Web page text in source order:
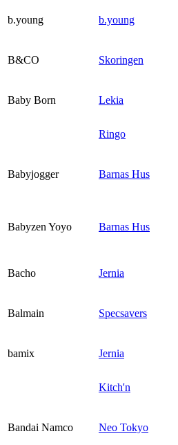
b.young b.young
B&CO Skoringen
Baby Born Lekia
Ringo
Babyjogger Barnas Hus
Babyzen Yoyo Barnas Hus
Bacho Jernia
Balmain Specsavers
bamix Jernia
Kitch'n
Bandai Namco Neo Tokyo